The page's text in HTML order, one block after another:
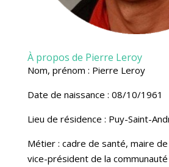
À propos de Pierre Leroy
Nom, prénom : Pierre Leroy
Date de naissance : 08/10/1961
Lieu de résidence : Puy-Saint-
Métier : cadre de santé, maire
vice-président de la